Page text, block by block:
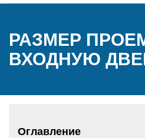
РАЗМЕР
ВХОДНУЮ
Оглавление